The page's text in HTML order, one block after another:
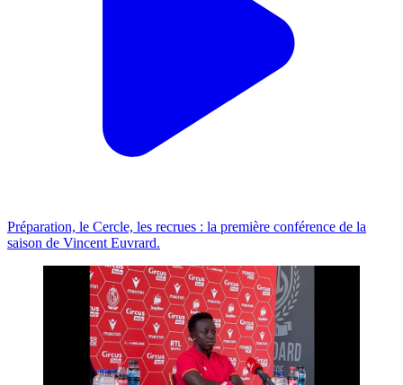
Préparation, le Cercle, les recrues : la première conférence de la
saison de Vincent Euvrard.